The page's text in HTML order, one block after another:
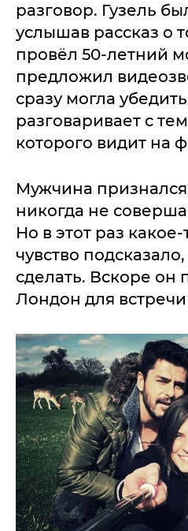
разговор. Гузель
услышав рассказ о
провёл 50-летний
предложил
сразу могла
разговаривает с
которого видит на
Мужчина
никогда не
Но в этот раз
чувство
сделать. Вскоре он
Лондон для